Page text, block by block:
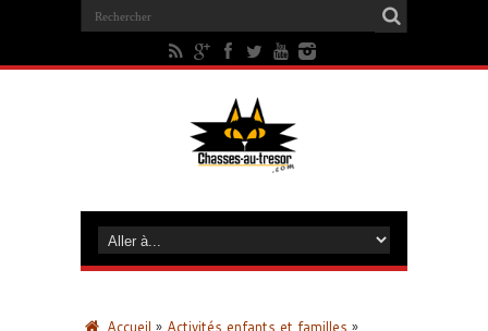
Accueil » Activités enfants et familles »